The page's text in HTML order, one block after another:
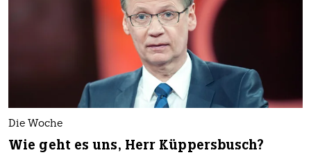
Die Woche
Wie geht es uns, Herr Küppersbusch?